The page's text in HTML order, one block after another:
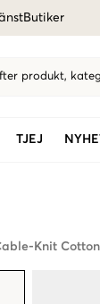
Butiker
produkt,
TJEJ
Knit